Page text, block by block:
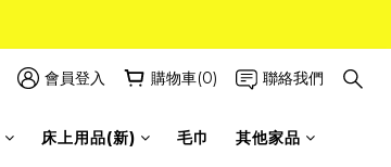
會員登入 購物車(0) 聯絡我們
床上用品(新) 毛巾 其他家品